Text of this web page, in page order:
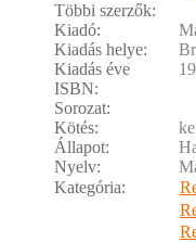
Többi szerzők:
Kiadó:
Kiadás helye:
Kiadás éve
ISBN:
Sorozat:
Kötés:
Állapot:
Nyelv:
Kategória: